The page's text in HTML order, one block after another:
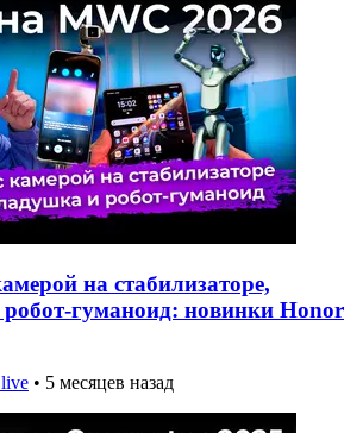
на стабилизаторе,
гуманоид: новинки Honor
• 5 месяцев назад